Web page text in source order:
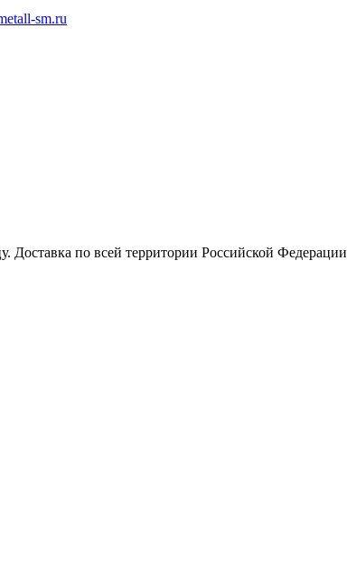
sm.ru
Доставка по всей территории Российской Федерации